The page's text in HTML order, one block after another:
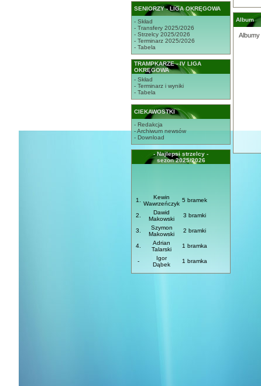
SENIORZY - LIGA OKRĘGOWA
- Skład
- Transfery 2025/2026
- Strzelcy 2025/2026
- Terminarz 2025/2026
- Tabela
TRAMPKARZE - IV LIGA
OKRĘGOWA
- Skład
- Terminarz i wyniki
- Tabela
CIEKAWOSTKI
- Redakcja
- Archiwum newsów
- Download
- Najlepsi strzelcy -
sezon 2025/2026
1.
Kewin
Wawrzeńczyk
5 bramek
2.
Dawid
Makowski
3 bramki
3.
Szymon
Makowski
2 bramki
4.
Adrian
Talarski
1 bramka
-
Igor
Dąbek
1 bramka
Album
Albumy